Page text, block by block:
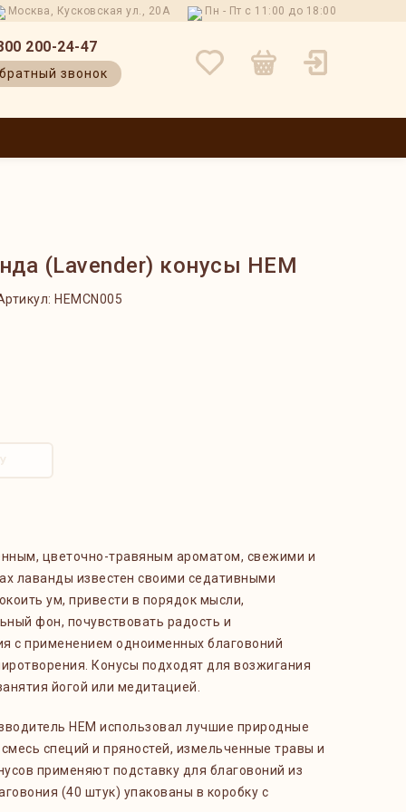
Москва, Кусковская ул., 20А Пн - Пт с 11:00 до 18:00
200-24-47
звонок
(Lavender) конусы HEM
HEMCN005
цветочно-травяным ароматом, свежими и
лаванды известен своими седативными
ум, привести в порядок мысли,
фон, почувствовать радость и
с применением одноименных благовоний
Конусы подходят для возжигания
йогой или медитацией.
HEM использовал лучшие природные
специй и пряностей, измельченные травы и
применяют подставку для благовоний из
(40 штук) упакованы в коробку с